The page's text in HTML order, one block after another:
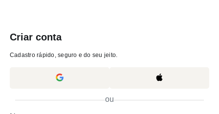
Criar conta
Cadastro rápido, seguro e do seu jeito.
ou